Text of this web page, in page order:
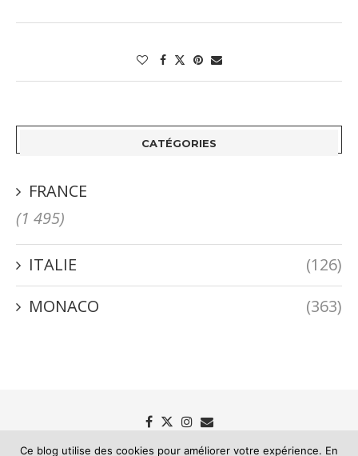
CATÉGORIES
FRANCE
(1 495)
ITALIE
(126)
MONACO
(363)
Ce blog utilise des cookies pour améliorer votre expérience. En